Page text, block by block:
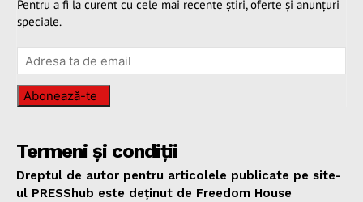
Pentru a fi la curent cu cele mai recente știri, oferte și anunțuri
speciale.
Abonează-te
Termeni și condiții
Dreptul de autor pentru articolele publicate pe site-
ul PRESShub este deținut de Freedom House